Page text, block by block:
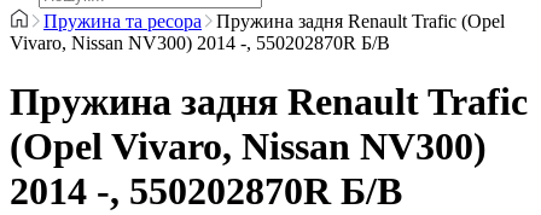
Пружина та ресора
Пружина задня Renault Trafic (Opel
Vivaro, Nissan NV300) 2014 -, 550202870R Б/В
Пружина задня Renault Trafic
(Opel Vivaro, Nissan NV300)
2014 -, 550202870R Б/В